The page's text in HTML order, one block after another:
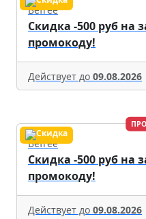
Befree
Скидка -500 руб на
промокоду!
Действует до 09.08.2026
Befree
Скидка -500 руб на
промокоду!
Действует до 09.08.2026